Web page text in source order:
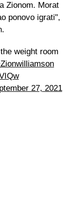
Zionom. Morat
ponovo igrati",
weight room
27, 2021